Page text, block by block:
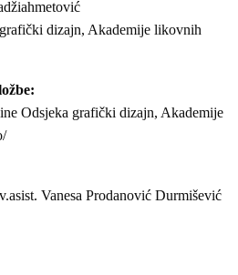
dizajn, Akademije likovnih
Odsjeka grafički dizajn, Akademije
v.asist. Vanesa Prodanović Durmišević